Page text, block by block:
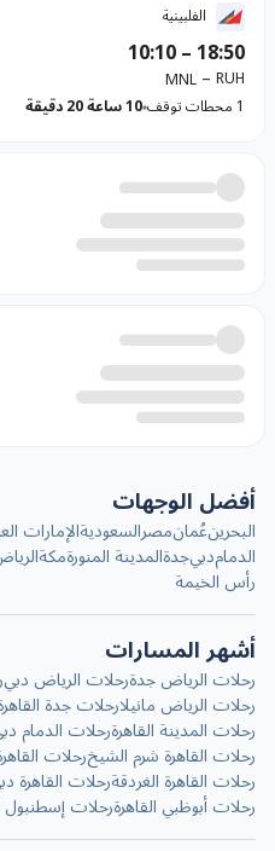
الفلبينية
18:50
–
10:10
RUH
–
MNL
1 محطات توقف
10 ساعة 20 دقيقة
أفضل الوجهات
البحرينعُمانمصرالسعوديةالإمارات
الدمامدبيجدةالمدينة المنورةمكة
رأس الخيمة
أشهر المسارات
رحلات الرياض جدةرحلات الرياض دبي
رحلات الرياض مانيلارحلات جدة
رحلات المدينة القاهرةرحلات الدمام
رحلات القاهرة شرم الشيخرحلات
رحلات القاهرة الغردقةرحلات القاهرة
رحلات أبوظبي القاهرةرحلات إسطنبول